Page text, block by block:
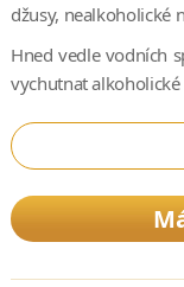
džusy, nealkoholické
Hned vedle vodních
vychutnat